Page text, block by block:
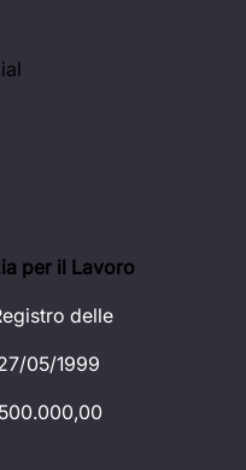
per il Lavoro
delle
05/1999